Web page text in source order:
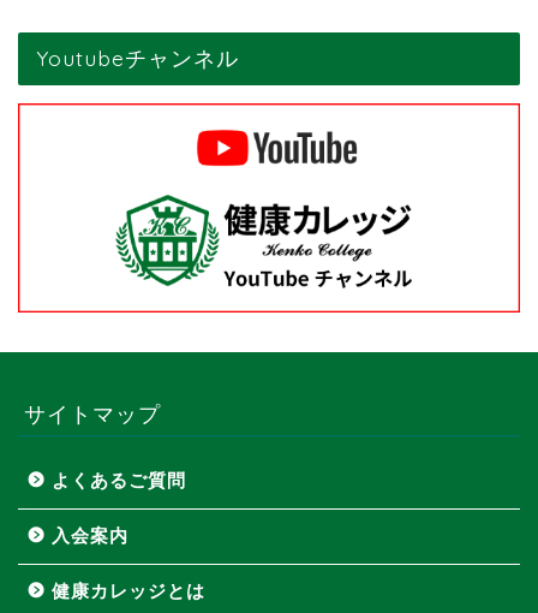
Youtubeチャンネル
サイトマップ
よくあるご質問
入会案内
健康カレッジとは